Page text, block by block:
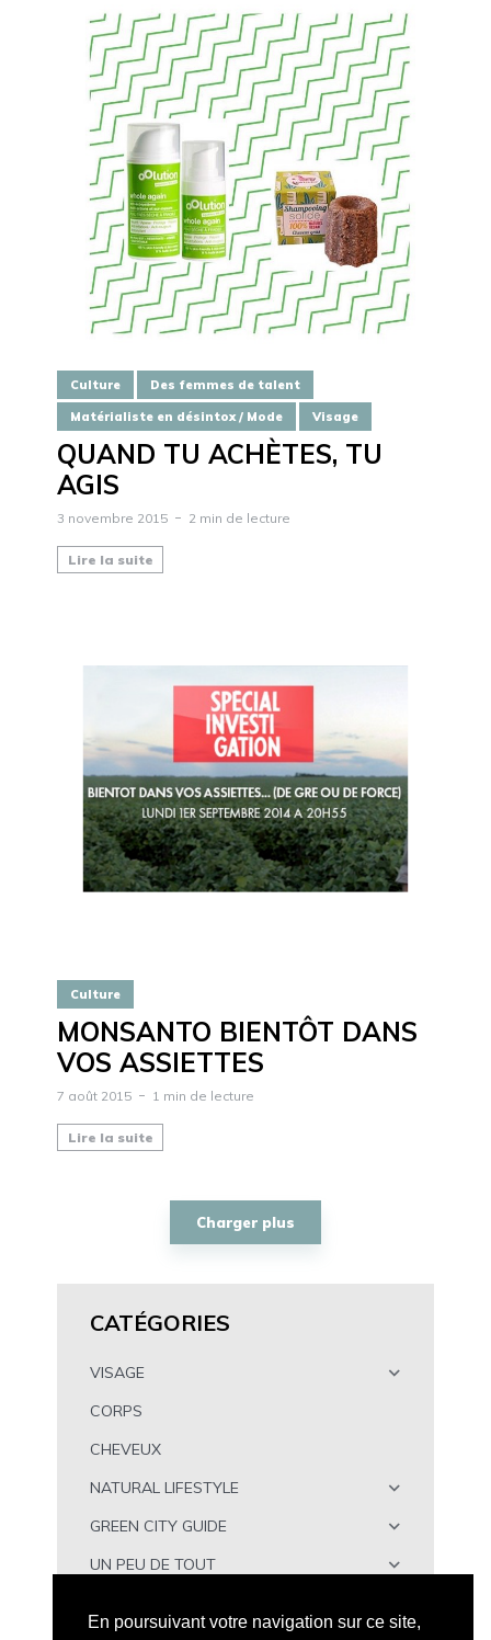
Culture Des femmes de talent
Matérialiste en désintox / Mode Visage
QUAND TU ACHÈTES, TU
AGIS
3 novembre 2015 2 min de lecture
Lire la suite
Culture
MONSANTO BIENTÔT DANS
VOS ASSIETTES
7 août 2015 1 min de lecture
Lire la suite
CATÉGORIES
VISAGE
CORPS
CHEVEUX
NATURAL LIFESTYLE
GREEN CITY GUIDE
UN PEU DE TOUT
Charger plus
En poursuivant votre navigation sur ce site,